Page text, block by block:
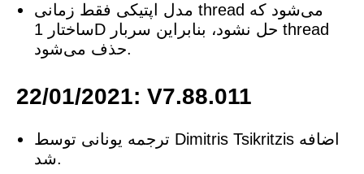
مدل اپتیکی فقط زمانی thread می‌شود که
ساختار 1D حل نشود، بنابراین سربار thread
حذف می‌شود.
22/01/2021: V7.88.011
ترجمه یونانی توسط Dimitris Tsikritzis اضافه
شد.